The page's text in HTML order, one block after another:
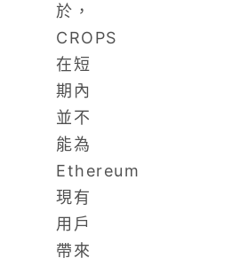
於，
CROPS
在短
期內
並不
能為
Ethereum
現有
用戶
帶來